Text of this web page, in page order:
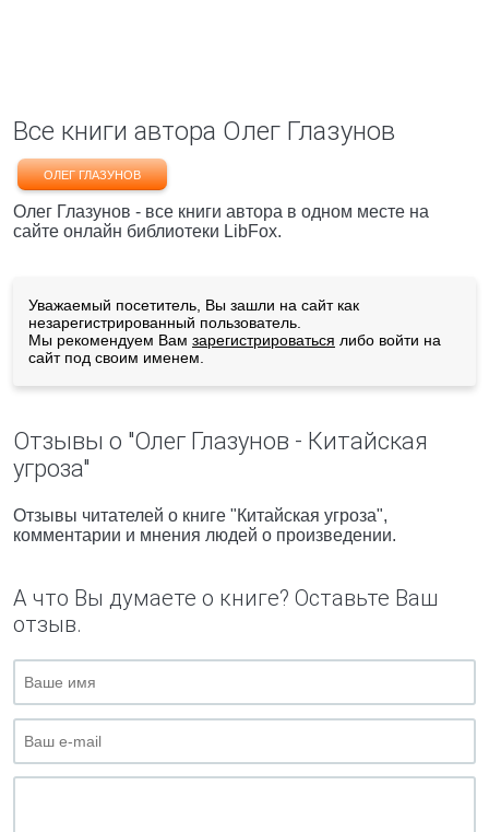
Все книги автора Олег Глазунов
ОЛЕГ ГЛАЗУНОВ
Олег Глазунов - все книги автора в одном месте на
сайте онлайн библиотеки LibFox.
Уважаемый посетитель, Вы зашли на сайт как
незарегистрированный пользователь.
Мы рекомендуем Вам зарегистрироваться либо войти на
сайт под своим именем.
Отзывы о "Олег Глазунов - Китайская
угроза"
Отзывы читателей о книге "Китайская угроза",
комментарии и мнения людей о произведении.
А что Вы думаете о книге? Оставьте Ваш
отзыв.